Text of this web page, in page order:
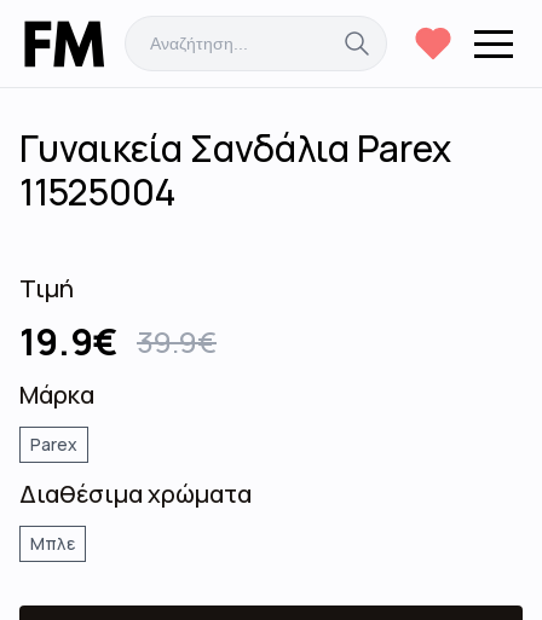
Γυναικεία Σανδάλια Parex
11525004
Τιμή
19.9€ 39.9€
Μάρκα
Parex
Διαθέσιμα χρώματα
Μπλε